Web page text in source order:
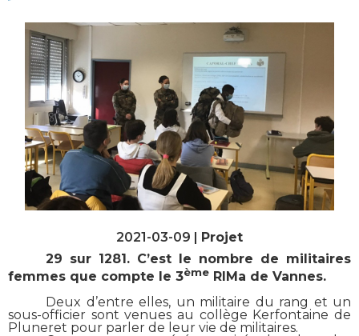
2021-03-09 | Projet
29 sur 1281. C’est le nombre de militaires
femmes que compte le 3ème RIMa de Vannes.
Deux d’entre elles, un militaire du rang et un
sous-officier sont venues au collège Kerfontaine de
Pluneret pour parler de leur vie de militaires.